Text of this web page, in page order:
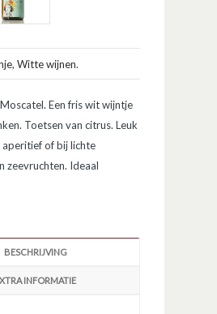
Witte wijnen
Een fris wit wijntje
Toetsen van citrus. Leuk
aperitief of bij lichte
zeevruchten. Ideaal
BESCHRIJVING
INFORMATIE